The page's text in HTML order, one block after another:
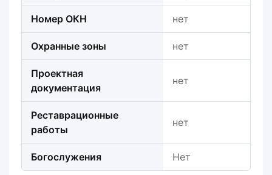
Номер ОКН нет
Охранные зоны нет
Проектная
документация
нет
Реставрационные
работы
нет
Богослужения Нет